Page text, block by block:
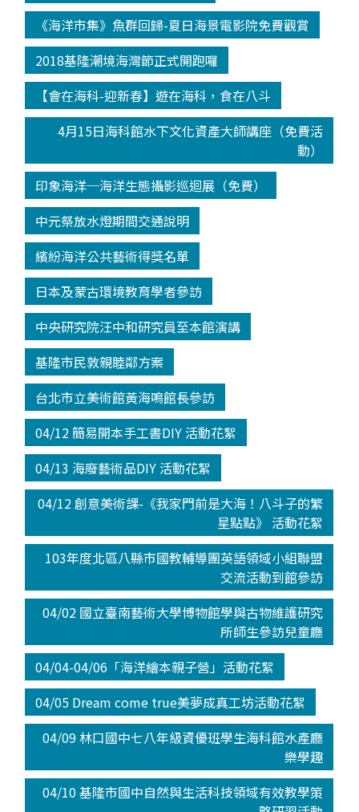
《海洋市集》魚群回歸-夏日海景電影院免費觀賞
2018基隆潮境海灣節正式開跑囉
【會在海科-迎新春】遊在海科，食在八斗
4月15日海科館水下文化資產大師講座（免費活
動）
印象海洋─海洋生態攝影巡迴展（免費）
中元祭放水燈期間交通說明
繽紛海洋公共藝術得獎名單
日本及蒙古環境教育學者參訪
中央研究院汪中和研究員至本館演講
基隆市民敦親睦鄰方案
台北市立美術館黃海鳴館長參訪
04/12 簡易開本手工書DIY 活動花絮
04/13 海廢藝術品DIY 活動花絮
04/12 創意美術課-《我家門前是大海！八斗子的繁
星點點》 活動花絮
103年度北區八縣市國教輔導團英語領域小組聯盟
交流活動到館參訪
04/02 國立臺南藝術大學博物館學與古物維護研究
所師生參訪兒童廳
04/04-04/06「海洋繪本親子營」活動花絮
04/05 Dream come true美夢成真工坊活動花絮
04/09 林口國中七八年級資優班學生海科館水產廳
樂學趣
04/10 基隆市國中自然與生活科技領域有效教學策